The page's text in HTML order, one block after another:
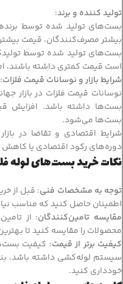
تولید کننده و برند:
بست‌های تولید شده توسط
بیشتر مصرف‌کنندگان، قیمت
بست‌های تولید شده توسط
است قیمت کمتری داشته باشند،
شرایط بازار و نوسانات قیمت فلزات:
نوسانات قیمت فلزات در بازار
بست‌ها داشته باشد. افزایش
بست‌ها می‌شود.
شرایط اقتصادی و تقاضا در
دوره‌های رکود اقتصادی یا
نکات خرید بست‌های لوله
توجه به مشخصات فنی: قبل از
اطمینان حاصل کنید که مناسب
مقایسه تامین‌کنندگان: از
محصولات را مقایسه کنید تا
کیفیت برتر از قیمت: کیفیت
سیستم لوله‌کشی داشته باشد،
خودداری کنید.